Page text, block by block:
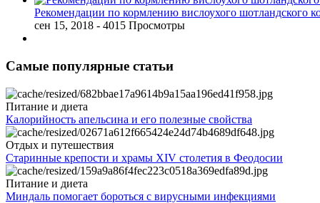
Рекомендации по кормлению вислоухого шотландского
сен 15, 2018 - 4015 Просмотры
Самые популярные статьи
Питание и диета
Калорийность апельсина и его полезные свойства
Отдых и путешествия
Старинные крепости и храмы XIV столетия в Феодосии
Питание и диета
Миндаль помогает бороться с вирусными инфекциями